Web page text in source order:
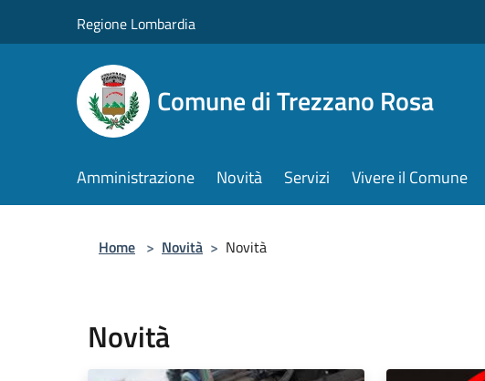
Regione Lombardia
Comune di Trezzano Rosa
Amministrazione Novità Servizi Vivere il Comune
Home > Novità > Novità
Novità